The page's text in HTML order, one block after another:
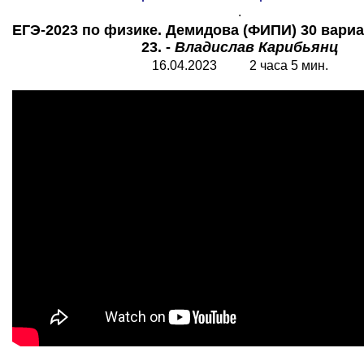
.
ЕГЭ-2023 по физике. Демидова (ФИПИ) 30
23. - Владислав Карибьянц
16.04.2023 2 часа 5 мин.